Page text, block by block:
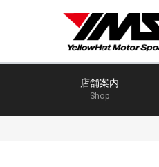
店舗案内
Shop